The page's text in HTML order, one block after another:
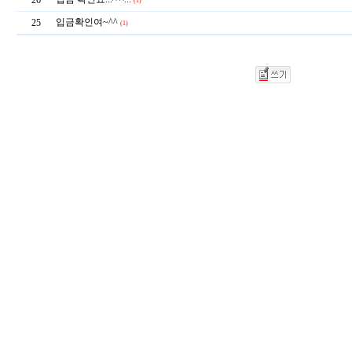
25 입금확인여~^^ (1)